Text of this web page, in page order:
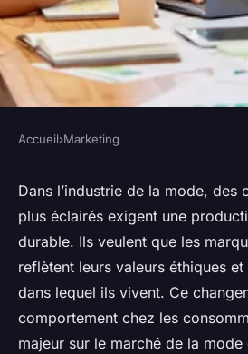
Comment une
mode enfantine
parti des
mode éthique
marketing ?
Accueil›Marketing
Dans l’industrie de la mode, des
plus éclairés exigent une
durable. Ils veulent que les
reflètent leurs valeurs éthiques
dans lequel ils vivent. Ce
comportement chez les
majeur sur le marché de la